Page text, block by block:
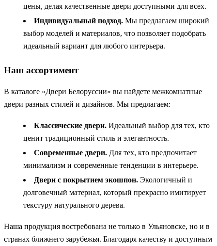
цены, делая качественные двери доступными для всех.
Индивидуальный подход. Мы предлагаем широкий
выбор моделей и материалов, что позволяет подобрать
идеальный вариант для любого интерьера.
Наш ассортимент
В каталоге «Двери Белоруссии» вы найдете межкомнатные
двери разных стилей и дизайнов. Мы предлагаем:
Классические двери. Идеальный выбор для тех, кто
ценит традиционный стиль и элегантность.
Современные двери. Для тех, кто предпочитает
минимализм и современные тенденции в интерьере.
Двери с покрытием экошпон. Экологичный и
долговечный материал, который прекрасно имитирует
текстуру натурального дерева.
Наша продукция востребована не только в Ульяновске, но и в
странах ближнего зарубежья. Благодаря качеству и доступным